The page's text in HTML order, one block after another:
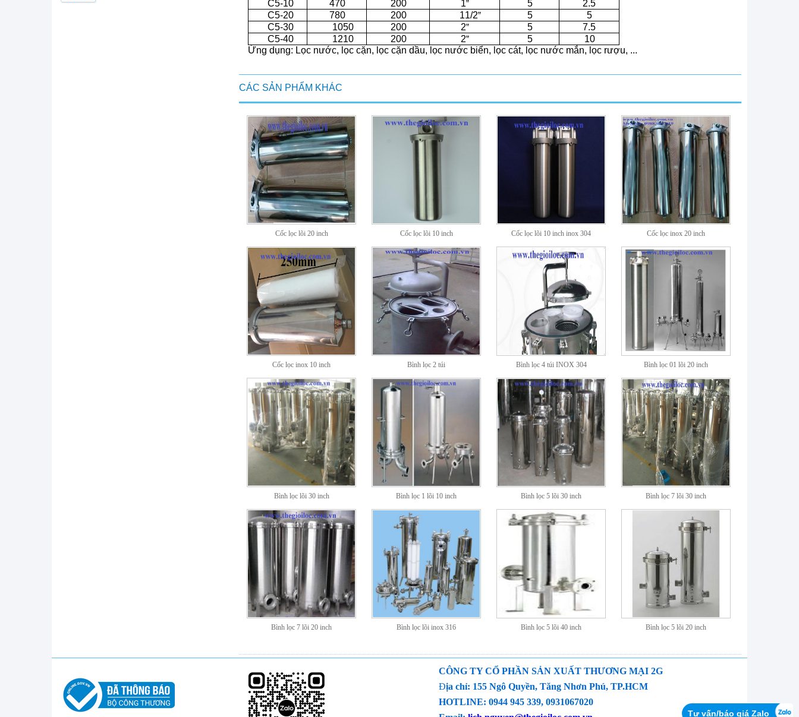
C5-10 470 200 1” 5 2.5
C5-20 780 200 11/2” 5
5
C5-30 1050 200 2” 5 7.5
C5-40 1210 200 2” 5
10
Ứng dụng: Lọc nước, lọc cặn, lọc cặn dầu, lọc nước biển, lọc cát, lọc nước mắn, lọc rượu, ...
CÁC SẢN PHẨM KHÁC
Cốc lọc lõi 20 inch Cốc lọc lõi 10 inch Cốc lọc lõi 10 inch inox 304 Cốc lọc inox 20 inch
Cốc lọc inox 10 inch Bình lọc 2 túi Bình lọc 4 túi INOX 304 Bình lọc 01 lõi 20 inch
Bình lọc lõi 30 inch Bình lọc 1 lõi 10 inch Bình lọc 5 lõi 30 inch Bình lọc 7 lõi 30 inch
Bình lọc 7 lõi 20 inch Bình lọc lõi inox 316 Bình lọc 5 lõi 40 inch Bình lọc 5 lõi 20 inch
CÔNG TY CỔ PHẦN SẢN XUẤT THƯƠNG MẠI 2G
Địa chỉ: 155 Ngô Quyền, Tăng Nhơn Phú, TP.HCM
HOTLINE: 0944 945 339, 0931067020
Tư vấn/báo giá Zalo